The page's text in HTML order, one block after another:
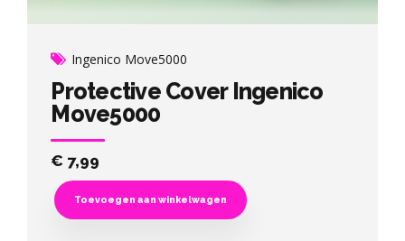
Ingenico Move5000
Protective Cover Ingenico
Move5000
€ 7,99
Toevoegen aan winkelwagen